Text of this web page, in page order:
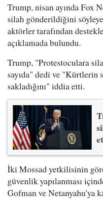
Trump, nisan ayında Fox
silah gönderildiğini
aktörler tarafından
açıklamada bulundu.
Trump, "Protestoculara
sayıda" dedi ve "Kürtlerin
sakladığını" iddia etti.
İki Mossad yetkilisinin
güvenlik yapılanması
Gofman ve Netanyahu'ya